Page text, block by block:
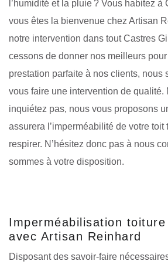
l’humidité et la pluie ? Vous habitez à
vous êtes la bienvenue chez Artisan
notre intervention dans tout Castres
cessons de donner nos meilleurs
prestation parfaite à nos clients, nous
vous faire une intervention de qualité.
inquiétez pas, nous vous proposons
assurera l’imperméabilité de votre toit
respirer. N’hésitez donc pas à nous
sommes à votre disposition.
Imperméabilisation
avec Artisan Reinhard
Disposant des savoir-faire